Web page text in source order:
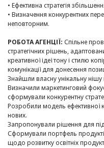
• Ефективна стратегія
• Визначення конкурентних
неповторним.
РОБОТА АГЕНЦІЇ: Спільне
стратегічних рішень,
креативної ідеї тону і стилю
комунікації для донесення
Знайшли власну унікальну нішу
Визначили маркетинговий
сформували конкурентну
Розробили модель ефективної
нових.
Запропонували рішення для
Сформували портфель
щодо розвитку освітніх